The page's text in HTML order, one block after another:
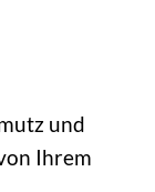
und
Ihrem